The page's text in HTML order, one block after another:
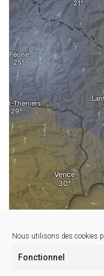
Nous utilisons des cookies
Fonctionnel